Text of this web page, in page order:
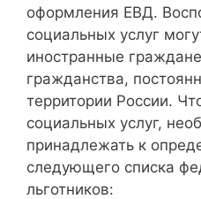
оформления ЕВД.
социальных услуг
иностранные
гражданства,
территории России.
социальных услуг,
принадлежать к
следующего списка
льготников: